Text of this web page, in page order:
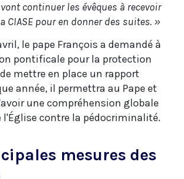
continuer les évêques à recevoir
CIASE pour en donner des suites. »
le pape François a demandé à
pontificale pour la protection
mettre en place un rapport
année, il permettra au Pape et
une compréhension globale
l'Église contre la pédocriminalité.
mesures des